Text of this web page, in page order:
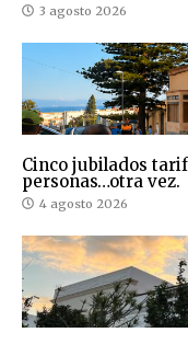
3 agosto 2026
Cinco jubilados
personas…otra vez.
4 agosto 2026